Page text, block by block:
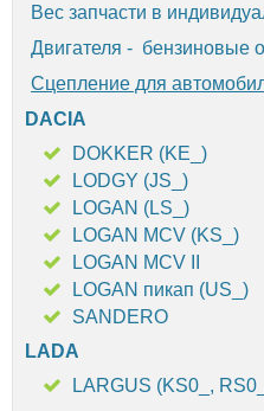
Вес запчасти в
Двигателя - бензиновые
Сцепление для
DACIA
DOKKER (KE_)
LODGY (JS_)
LOGAN (LS_)
LOGAN MCV (KS_)
LOGAN MCV II
LOGAN пикап (US_)
SANDERO
LADA
LARGUS (KS0_,